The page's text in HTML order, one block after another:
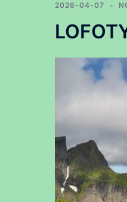
2026-04-07